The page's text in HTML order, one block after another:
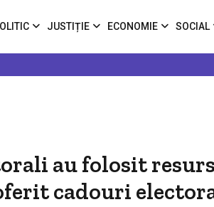
JUSTIȚIE ECONOMIE SOCIAL
au folosit
cadouri